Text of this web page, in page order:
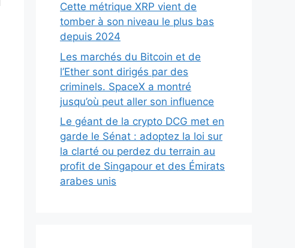
Cette métrique XRP vient de
tomber à son niveau le plus bas
depuis 2024
Les marchés du Bitcoin et de
l’Ether sont dirigés par des
criminels. SpaceX a montré
jusqu’où peut aller son influence
Le géant de la crypto DCG met en
garde le Sénat : adoptez la loi sur
la clarté ou perdez du terrain au
profit de Singapour et des Émirats
arabes unis